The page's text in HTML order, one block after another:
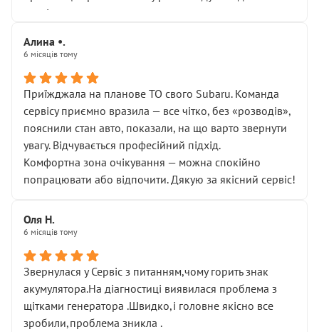
сервіс.
Алина •.
6 місяців тому
Приїжджала на планове ТО свого Subaru. Команда
сервісу приємно вразила — все чітко, без «розводів»,
пояснили стан авто, показали, на що варто звернути
увагу. Відчувається професійний підхід.
Комфортна зона очікування — можна спокійно
попрацювати або відпочити. Дякую за якісний сервіс!
Оля Н.
6 місяців тому
Звернулася у Сервіс з питанням,чому горить знак
акумулятора.На діагностиці виявилася проблема з
щітками генератора .Швидко,і головне якісно все
зробили,проблема зникла .